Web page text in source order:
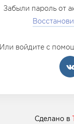
Забыли пароль от
Или войдите с
Сделано в